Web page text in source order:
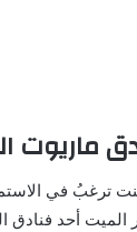
ماريوت
ترغبُ في
الميت أحد